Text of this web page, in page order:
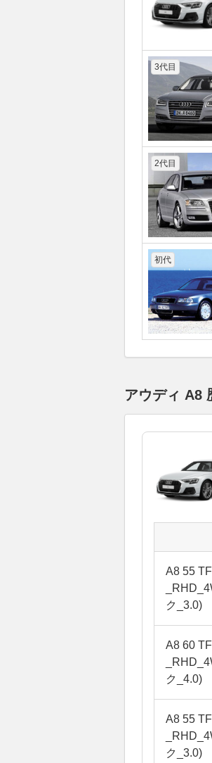
3代目
2代目
初代
アウディ A8
A8 55
ク_3.0)
A8 60
ク_4.0)
A8 55
ク_3.0)